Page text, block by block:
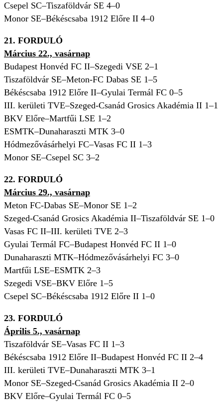
Csepel SC–Tiszaföldvár SE 4–0
Monor SE–Békéscsaba 1912 Előre II 4–0
21. FORDULÓ
Március 22., vasárnap
Budapest Honvéd FC II–Szegedi VSE 2–1
Tiszaföldvár SE–Meton-FC Dabas SE 1–5
Békéscsaba 1912 Előre II–Gyulai Termál FC 0–5
III. kerületi TVE–Szeged-Csanád Grosics Akadémia II 1–1
BKV Előre–Martfűi LSE 1–2
ESMTK–Dunaharaszti MTK 3–0
Hódmezővásárhelyi FC–Vasas FC II 1–3
Monor SE–Csepel SC 3–2
22. FORDULÓ
Március 29., vasárnap
Meton FC-Dabas SE–Monor SE 1–2
Szeged-Csanád Grosics Akadémia II–Tiszaföldvár SE 1–0
Vasas FC II–III. kerületi TVE 2–3
Gyulai Termál FC–Budapest Honvéd FC II 1–0
Dunaharaszti MTK–Hódmezővásárhelyi FC 3–0
Martfűi LSE–ESMTK 2–3
Szegedi VSE–BKV Előre 1–5
Csepel SC–Békéscsaba 1912 Előre II 1–0
23. FORDULÓ
Április 5., vasárnap
Tiszaföldvár SE–Vasas FC II 1–3
Békéscsaba 1912 Előre II–Budapest Honvéd FC II 2–4
III. kerületi TVE–Dunaharaszti MTK 3–1
Monor SE–Szeged-Csanád Grosics Akadémia II 2–0
BKV Előre–Gyulai Termál FC 0–5